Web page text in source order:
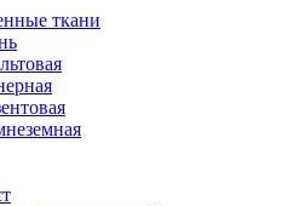
ткани